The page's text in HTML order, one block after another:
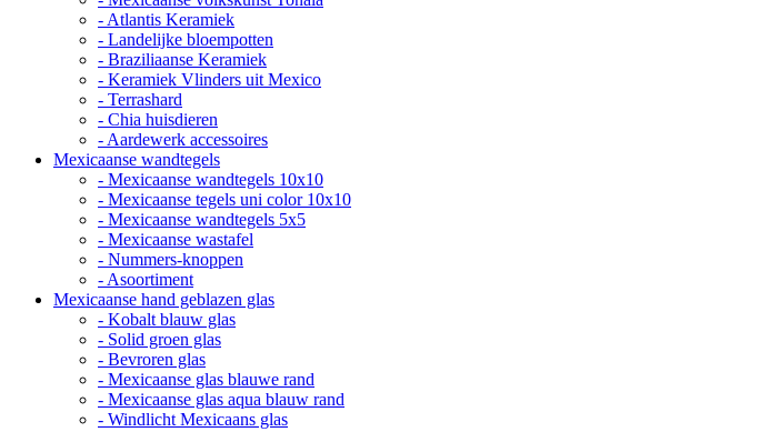
- Atlantis Keramiek
- Landelijke bloempotten
- Braziliaanse Keramiek
- Keramiek Vlinders uit Mexico
- Terrashard
- Chia huisdieren
- Aardewerk accessoires
Mexicaanse wandtegels
- Mexicaanse wandtegels 10x10
- Mexicaanse tegels uni color 10x10
- Mexicaanse wandtegels 5x5
- Mexicaanse wastafel
- Nummers-knoppen
- Asoortiment
Mexicaanse hand geblazen glas
- Kobalt blauw glas
- Solid groen glas
- Bevroren glas
- Mexicaanse glas blauwe rand
- Mexicaanse glas aqua blauw rand
- Windlicht Mexicaans glas